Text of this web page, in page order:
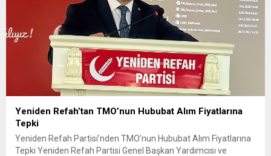
Yeniden Refah’tan TMO’nun Hububat Alım Fiyatlarına
Tepki
Yeniden Refah Partisi’nden TMO’nun Hububat Alım Fiyatlarına
Tepki Yeniden Refah Partisi Genel Başkan Yardımcısı ve